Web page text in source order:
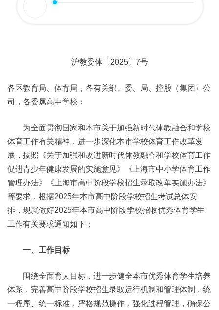
沪教委体〔2025〕7号
各区教育局、体育局，各有关部、委、局、控股（集团）公
司，各委属高中学校：
为全面贯彻国家和本市关于加强新时代体教融合和学校
体育工作有关精神，进一步深化本市学校体育工作改革发
展，按照《关于加强和改进新时代体教融合和学校体育工作
促进青少年健康发展的实施意见》《上海市中小学体育工作
管理办法》《上海市高中阶段学校招生录取改革实施办法》
等要求，根据2025年本市高中阶段学校招生考试总体安
排，现就做好2025年本市高中阶段学校招收优秀体育学生
工作有关要求通知如下：
一、工作目标
围绕全面育人目标，进一步健全本市优秀体育学生培养
体系，完善高中阶段学校招生录取运行机制和管理体制，统
一程序、统一标准，严格规范操作，强化过程管理，确保公